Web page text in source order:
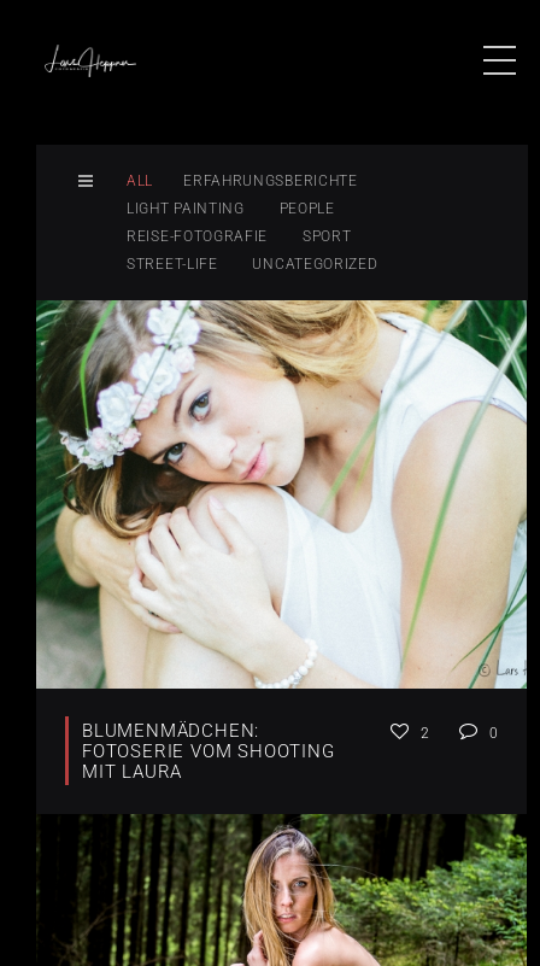
ALL
ERFAHRUNGSBERICHTE
LIGHT PAINTING
PEOPLE
REISE-FOTOGRAFIE
SPORT
STREET-LIFE
UNCATEGORIZED
BLUMENMÄDCHEN:
FOTOSERIE VOM SHOOTING
MIT LAURA
2 0